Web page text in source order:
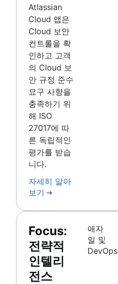
Atlassian
Cloud 앱은
Cloud 보안
컨트롤을 확
인하고 고객
의 Cloud 보
안 규정 준수
요구 사항을
충족하기 위
해 ISO
27017에 따
른 독립적인
평가를 받습
니다.
자세히 알아
보기
Focus:
전략적
인텔리
전스
애자
일 및
DevOps